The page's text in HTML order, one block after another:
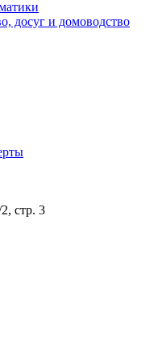
досуг и домоводство
стр. 3